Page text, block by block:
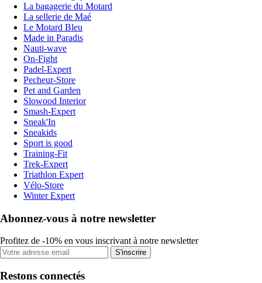
La bagagerie du Motard
La sellerie de Maé
Le Motard Bleu
Made in Paradis
Nauti-wave
On-Fight
Padel-Expert
Pecheur-Store
Pet and Garden
Slowood Interior
Smash-Expert
Sneak'In
Sneakids
Sport is good
Training-Fit
Trek-Expert
Triathlon Expert
Vélo-Store
Winter Expert
Abonnez-vous à notre newsletter
Profitez de -10% en vous inscrivant à notre newsletter
S'inscrire
Restons connectés